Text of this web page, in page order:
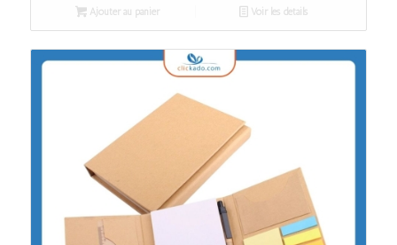
Ajouter au panier Voir les détails